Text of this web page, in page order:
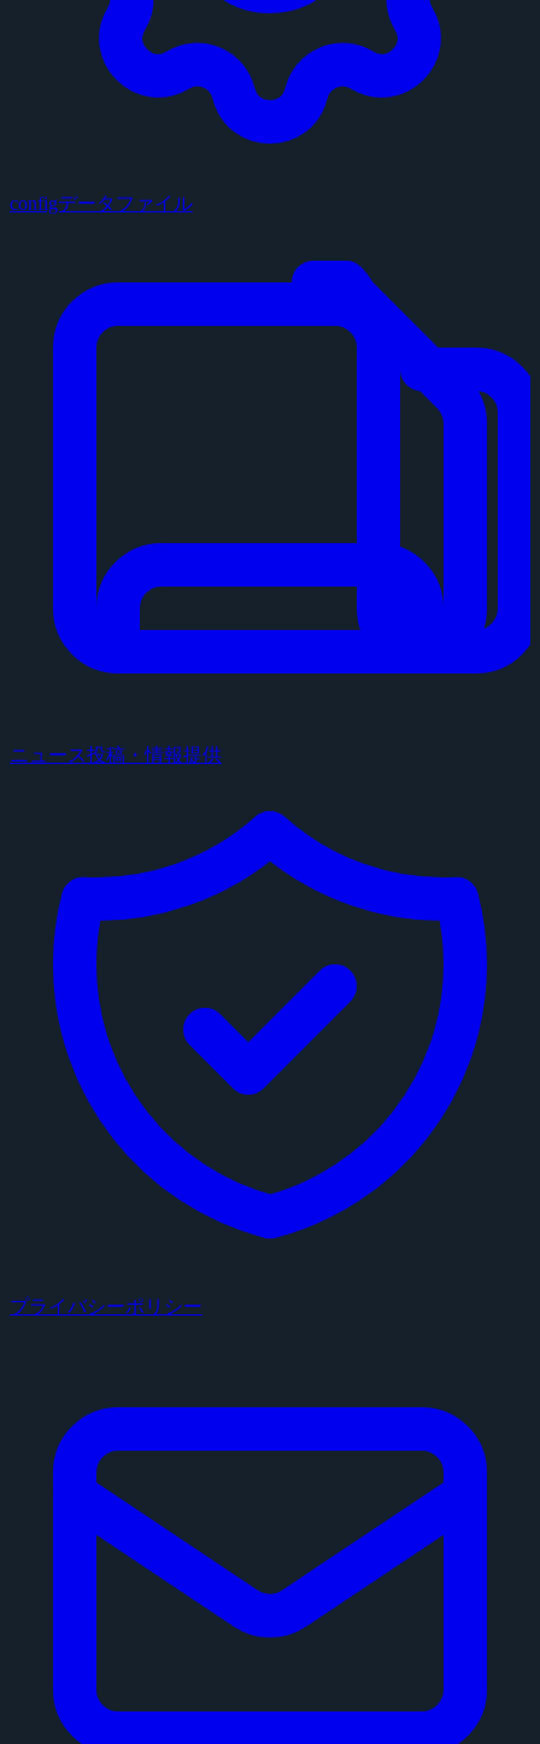
configデータファイル
ニュース投稿・情報提供
プライバシーポリシー